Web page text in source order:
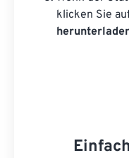
klicken Sie